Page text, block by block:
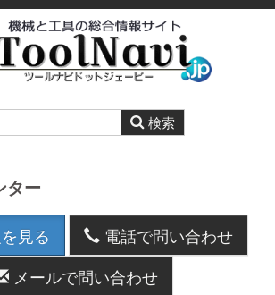
ター
見る
電話で問い合わせ
メールで問い合わせ